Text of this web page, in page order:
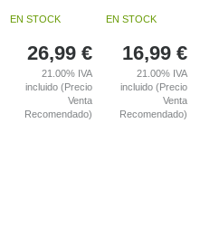
EN STOCK
26,99 €
21.00% IVA
incluido (Precio
Venta
Recomendado)
EN STOCK
16,99 €
21.00% IVA
incluido (Precio
Venta
Recomendado)